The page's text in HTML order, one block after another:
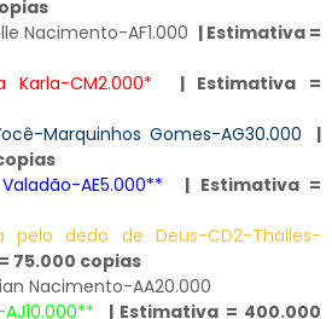
Nacimento-AF1.000 | Estimativa =
Karla-CM2.000*
| Estimativa =
Marquinhos Gomes-AG30.000
|
AE5.000**
| Estimativa =
pelo dedo de Deus-CD2-Thalles-
75.000 copias
Nacimento-AA20.000
| Estimativa = 400.000